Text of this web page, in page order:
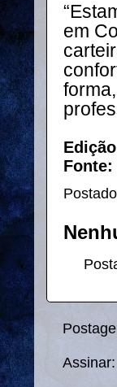
em
Fonte:
Assinar: